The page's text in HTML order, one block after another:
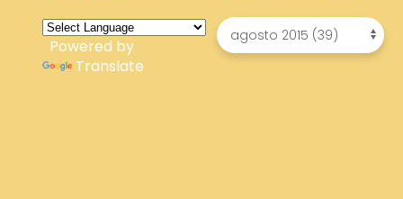
Powered by
Translate